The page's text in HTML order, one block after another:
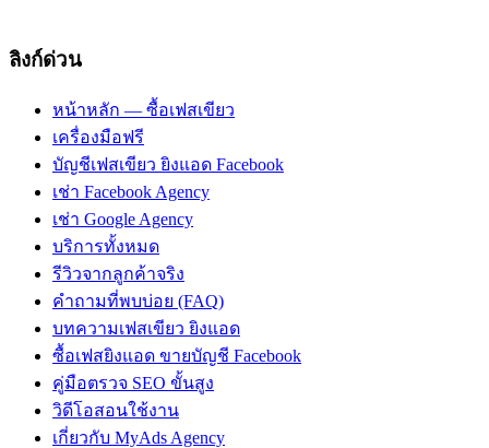
ลิงก์ด่วน
หน้าหลัก — ซื้อเฟสเขียว
เครื่องมือฟรี
บัญชีเฟสเขียว ยิงแอด Facebook
เช่า Facebook Agency
เช่า Google Agency
บริการทั้งหมด
รีวิวจากลูกค้าจริง
คำถามที่พบบ่อย (FAQ)
บทความเฟสเขียว ยิงแอด
ซื้อเฟสยิงแอด ขายบัญชี Facebook
คู่มือตรวจ SEO ขั้นสูง
วิดีโอสอนใช้งาน
เกี่ยวกับ MyAds Agency